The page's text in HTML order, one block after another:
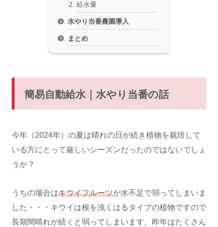
給水量
水やり当番農園導入
まとめ
簡易自動給水｜水やり当番の話
今年（2024年）の夏は晴れの日が続き植物を栽培して
いる方にとって厳しいシーズンだったのではないでしょ
うか？
うちの場合はキウイフルーツが水不足で弱ってしまいま
した・・・キウイは根を浅くはるタイプの植物ですので
長期間晴れが続くと弱ってしまいます。昨年はたくさん